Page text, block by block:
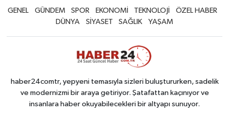
GENEL GÜNDEM SPOR EKONOMİ TEKNOLOJİ
ÖZEL HABER
DÜNYA
SİYASET SAĞLIK YAŞAM
haber24comtr, yepyeni temasıyla sizleri buluştururken, sadelik
ve modernizmi bir araya getiriyor. Şatafattan kaçınıyor ve
insanlara haber okuyabilecekleri bir altyapı sunuyor.